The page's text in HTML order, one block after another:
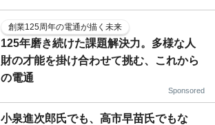
創業125周年の電通が描く未来
125年磨き続けた課題解決力。多様な人
財の才能を掛け合わせて挑む、これから
の電通
Sponsored
小泉進次郎氏でも、高市早苗氏でもな